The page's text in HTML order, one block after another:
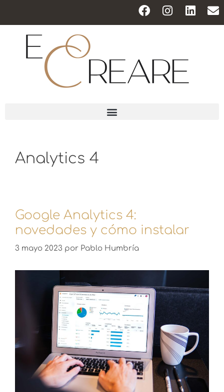
Analytics 4
Google Analytics 4:
novedades y cómo instalar
3 mayo 2023 por Pablo Humbría